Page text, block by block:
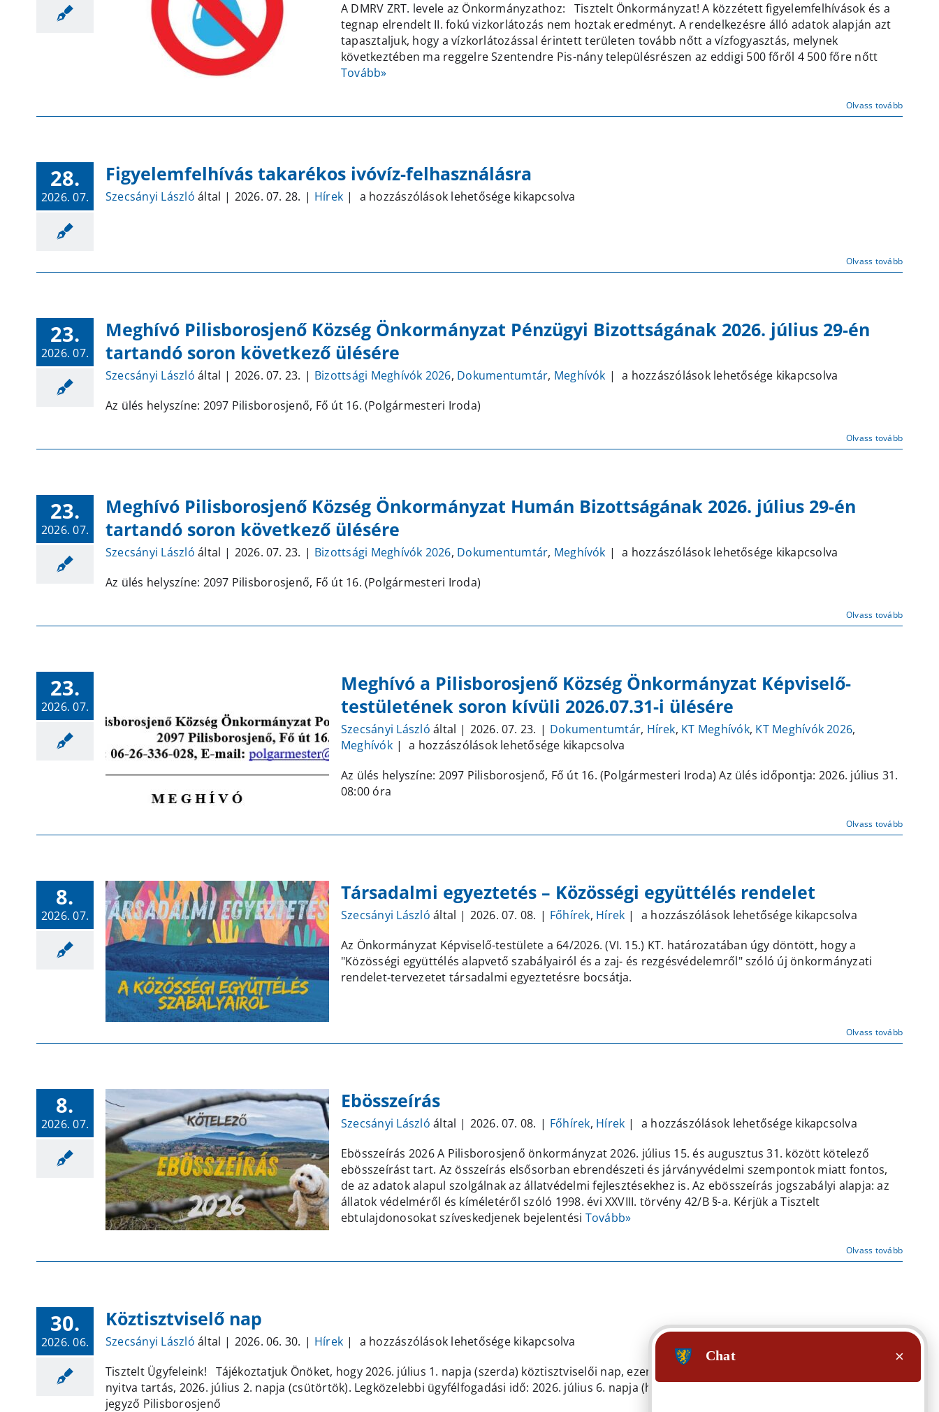
bejegyzéshez
A DMRV ZRT. levele az Önkormányzathoz: Tisztelt Önkormányzat! A közzétett figyelemfelhívások és a
tegnap elrendelt II. fokú vizkorlátozás nem hoztak eredményt. A rendelkezésre álló adatok alapján azt
tapasztaljuk, hogy a vízkorlátozással érintett területen tovább nőtt a vízfogyasztás, melynek
következtében ma reggelre Szentendre Pis-nány településrészen az eddigi 500 főről 4 500 főre nőtt
Tovább»
Olvass tovább
28.
2026. 07.
Figyelemfelhívás takarékos ivóvíz-felhasználásra
Szecsányi László által | 2026. 07. 28. | Hírek |
Figyelemfelhívás
a hozzászólások lehetősége kikapcsolva
Olvass tovább
23.
2026. 07.
Meghívó Pilisborosjenő Község Önkormányzat Pénzügyi Bizottságának 2026. július 29-én
tartandó soron következő ülésére
Szecsányi László által | 2026. 07. 23. | Bizottsági Meghívók 2026, Dokumentumtár, Meghívók | Meghívó
29-
soron
a hozzászólások lehetősége kikapcsolva
Az ülés helyszíne: 2097 Pilisborosjenő, Fő út 16. (Polgármesteri Iroda)
Olvass tovább
23.
2026. 07.
Meghívó Pilisborosjenő Község Önkormányzat Humán Bizottságának 2026. július 29-én
tartandó soron következő ülésére
Szecsányi László által | 2026. 07. 23. | Bizottsági Meghívók 2026, Dokumentumtár, Meghívók | Meghívó
29-
én
tartandó
soron
következő
bejegyzéshez
a hozzászólások lehetősége kikapcsolva
Az ülés helyszíne: 2097 Pilisborosjenő, Fő út 16. (Polgármesteri Iroda)
Olvass tovább
23.
2026. 07.
Meghívó a Pilisborosjenő Község Önkormányzat Képviselő-
testületének soron kívüli 2026.07.31-i ülésére
Szecsányi László által | 2026. 07. 23. | Dokumentumtár, Hírek, KT Meghívók, KT Meghívók 2026,
Meghívók | Meghívó
Pilisborosjenő
2026.07.31-
ülésére
bejegyzéshez
a hozzászólások lehetősége kikapcsolva
Az ülés helyszíne: 2097 Pilisborosjenő, Fő út 16. (Polgármesteri Iroda) Az ülés időpontja: 2026. július 31.
08:00 óra
Olvass tovább
8.
2026. 07.
Társadalmi egyeztetés – Közösségi együttélés rendelet
Szecsányi László által | 2026. 07. 08. | Főhírek, Hírek |
Társadalmi
–
Közösségi
a hozzászólások lehetősége kikapcsolva
Az Önkormányzat Képviselő-testülete a 64/2026. (VI. 15.) KT. határozatában úgy döntött, hogy a
"Közösségi együttélés alapvető szabályairól és a zaj- és rezgésvédelemről" szóló új önkormányzati
rendelet-tervezetet társadalmi egyeztetésre bocsátja.
Olvass tovább
8.
2026. 07.
Ebösszeírás
Szecsányi László által | 2026. 07. 08. | Főhírek, Hírek |
Ebösszeírás
a hozzászólások lehetősége kikapcsolva
Ebösszeírás 2026 A Pilisborosjenő önkormányzat 2026. július 15. és augusztus 31. között kötelező
ebösszeírást tart. Az összeírás elsősorban ebrendészeti és járványvédelmi szempontok miatt fontos,
de az adatok alapul szolgálnak az állatvédelmi fejlesztésekhez is. Az ebösszeírás jogszabályi alapja: az
állatok védelméről és kíméletéről szóló 1998. évi XXVIII. törvény 42/B §-a. Kérjük a Tisztelt
ebtulajdonosokat szíveskedjenek bejelentési Tovább»
Olvass tovább
30.
2026. 06.
Köztisztviselő nap
Szecsányi László által | 2026. 06. 30. | Hírek |
Köztisztviselő
bejegyzéshez
a hozzászólások lehetősége kikapcsolva
Tisztelt Ügyfeleink! Tájékoztatjuk Önöket, hogy 2026. július 1. napja (szerda) köztisztviselői nap, ezen a napon a hivatal zárva tart. Legközelebbi
nyitva tartás, 2026. július 2. napja (csütörtök). Legközelebbi ügyfélfogadási idő: 2026. július 6. napja (hétfő). Megértésüket köszönöm: Horti István
jegyző Pilisborosjenő